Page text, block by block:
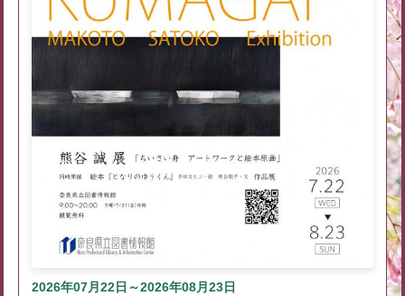
2026年07月22日～2026年08月23日